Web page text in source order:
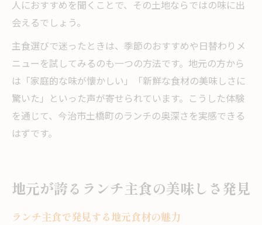
人におすすめを聞くことで、その土地ならではの味に出
会えるでしょう。
主食選びで迷ったときは、季節のおすすめや日替わりメ
ニューを試してみるのも一つの方法です。地元の方から
は「家庭的な味が懐かしい」「新鮮な食材の美味しさに
驚いた」といった声が寄せられています。こうした体験
を通じて、今治市土橋町のランチの奥深さを実感できる
はずです。
地元が誇るランチ主食の美味しさ発見
ランチ主食で発見する地元食材の魅力